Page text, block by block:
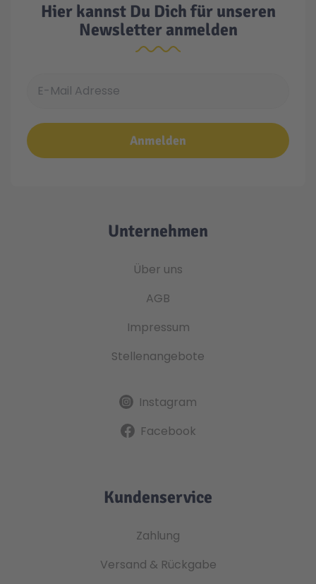
Hier kannst Du Dich für unseren
Newsletter anmelden
Anmelden
Unternehmen
Über uns
AGB
Impressum
Stellenangebote
Instagram
Facebook
Kundenservice
Zahlung
Versand & Rückgabe